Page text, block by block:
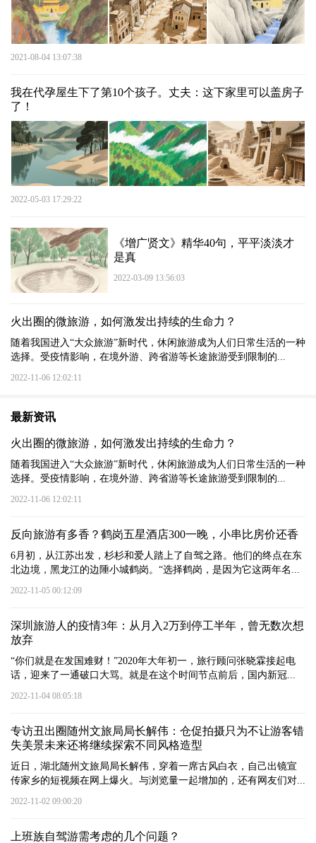
2021-08-04 13:07:38
我在代孕屋生下了第10个孩子。丈夫：这下家里可以盖房子
了！
2022-05-03 17:29:22
《增广贤文》精华40句，平平淡淡才
是真
2022-03-09 13:56:03
火出圈的微旅游，如何激发出持续的生命力？
随着我国进入“大众旅游”新时代，休闲旅游成为人们日常生活的一种
选择。受疫情影响，在境外游、跨省游等长途旅游受到限制的...
2022-11-06 12:02:11
最新资讯
火出圈的微旅游，如何激发出持续的生命力？
随着我国进入“大众旅游”新时代，休闲旅游成为人们日常生活的一种
选择。受疫情影响，在境外游、跨省游等长途旅游受到限制的...
2022-11-06 12:02:11
反向旅游有多香？鹤岗五星酒店300一晚，小串比房价还香
6月初，从江苏出发，杉杉和爱人踏上了自驾之路。他们的终点在东
北边境，黑龙江的边陲小城鹤岗。“选择鹤岗，是因为它这两年名...
2022-11-05 00:12:09
深圳旅游人的疫情3年：从月入2万到停工半年，曾无数次想
放弃
“你们就是在发国难财！”2020年大年初一，旅行顾问张晓霖接起电
话，迎来了一通破口大骂。就是在这个时间节点前后，国内新冠...
2022-11-04 08:05:18
专访丑出圈随州文旅局局长解伟：仓促拍摄只为不让游客错
失美景未来还将继续探索不同风格造型
近日，湖北随州文旅局局长解伟，穿着一席古风白衣，自己出镜宣
传家乡的短视频在网上爆火。与浏览量一起增加的，还有网友们对...
2022-11-02 09:00:20
上班族自驾游需考虑的几个问题？